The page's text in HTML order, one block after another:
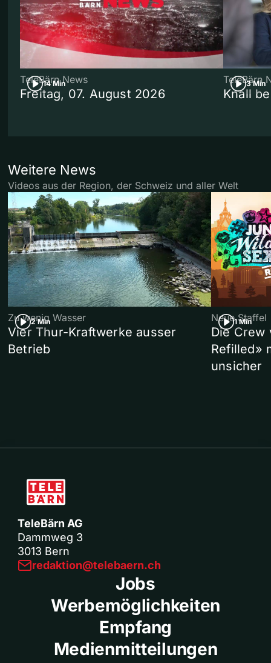
14 Min
TeleBärn News
Freitag, 07. August 2026
3 Min
TeleBärn
Knall
Weitere News
Videos aus der Region, der Schweiz und aller Welt
2 Min
Zu wenig Wasser
Vier Thur-Kraftwerke ausser
Betrieb
1 Min
Neue Staffel
Die Crew
Refilled»
unsicher
TeleBärn AG
Dammweg 3
3013 Bern
redaktion@telebaern.ch
Jobs
Werbemöglichkeiten
Empfang
Medienmitteilungen